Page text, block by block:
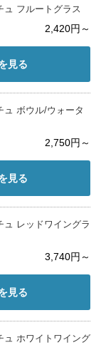
ュ フルートグラス
2,420円～
見る
ュ ボウル/ウォータ
2,750円～
見る
ュ レッドワイングラ
3,740円～
見る
ュ ホワイトワイング